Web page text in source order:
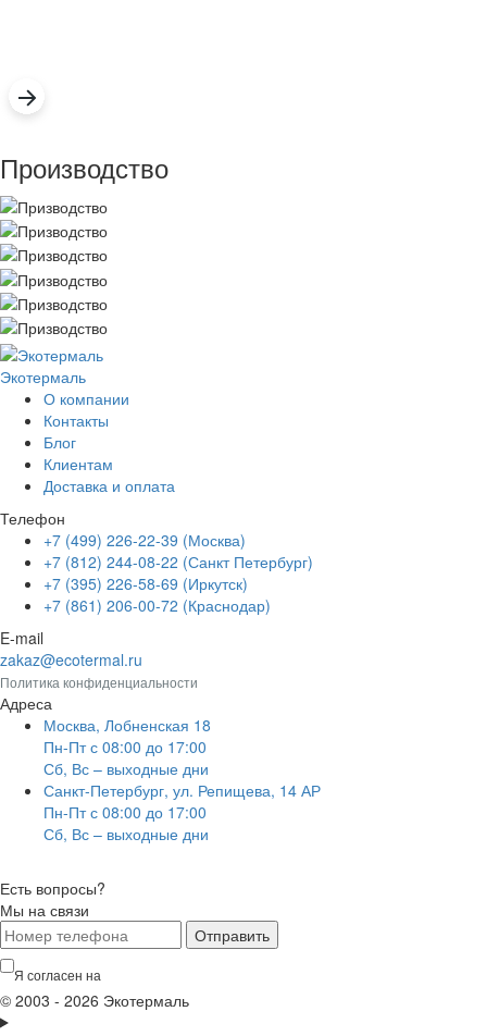
Производство
Экотермаль
О компании
Контакты
Блог
Клиентам
Доставка и оплата
Телефон
+7 (499) 226-22-39 (Москва)
+7 (812) 244-08-22 (Санкт Петербург)
+7 (395) 226-58-69 (Иркутск)
+7 (861) 206-00-72 (Краснодар)
E-mail
zakaz@ecotermal.ru
Политика конфиденциальности
Адреса
Москва, Лобненская 18
Пн-Пт с 08:00 до 17:00
Сб, Вс – выходные дни
Санкт-Петербург, ул. Репищева, 14 АР
Пн-Пт с 08:00 до 17:00
Сб, Вс – выходные дни
Есть вопросы?
Мы на связи
Отправить
Я согласен на
© 2003 - 2026 Экотермаль